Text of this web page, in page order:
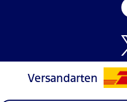
Versandarten